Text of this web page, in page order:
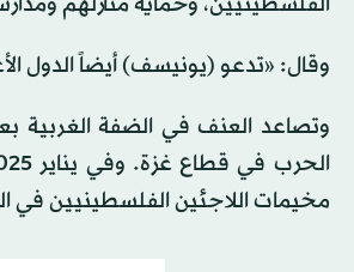
وقال: «تدعو (يونيسف) أيضاً الدول
مخيمات اللاجئين الفلسطينيين في